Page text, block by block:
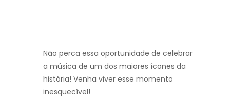
Não perca essa oportunidade de celebrar
a música de um dos maiores ícones da
história! Venha viver esse momento
inesquecível!